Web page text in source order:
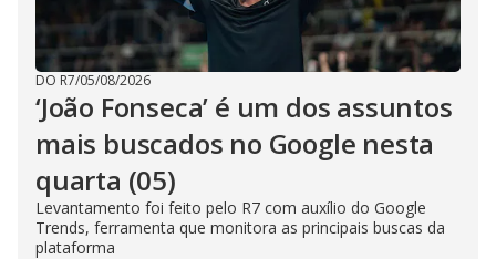
DO R7/05/08/2026
‘João Fonseca’ é um dos assuntos
mais buscados no Google nesta
quarta (05)
Levantamento foi feito pelo R7 com auxílio do Google
Trends, ferramenta que monitora as principais buscas da
plataforma